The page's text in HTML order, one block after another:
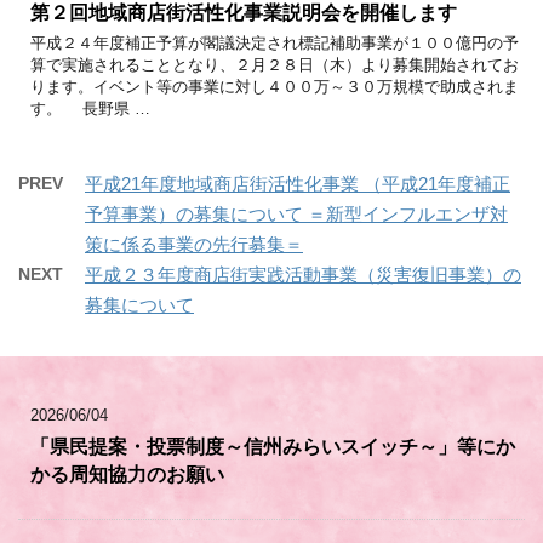
第２回地域商店街活性化事業説明会を開催します
平成２４年度補正予算が閣議決定され標記補助事業が１００億円の予
算で実施されることとなり、２月２８日（木）より募集開始されてお
ります。イベント等の事業に対し４００万～３０万規模で助成されま
す。 長野県 …
PREV
平成21年度地域商店街活性化事業 （平成21年度補正
予算事業）の募集について ＝新型インフルエンザ対
策に係る事業の先行募集＝
NEXT
平成２３年度商店街実践活動事業（災害復旧事業）の
募集について
2026/06/04
「県民提案・投票制度～信州みらいスイッチ～」等にか
かる周知協力のお願い